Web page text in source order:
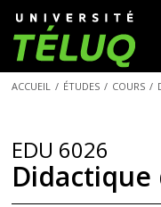
ACCUEIL / ÉTUDES / COURS /
EDU 6026